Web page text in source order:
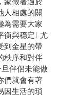
人相處的關
為需要大家
衡與穩定! 尤
到金星的帶
秩序和對伴
伴侶未能做
們就會有著
因生活的瑣